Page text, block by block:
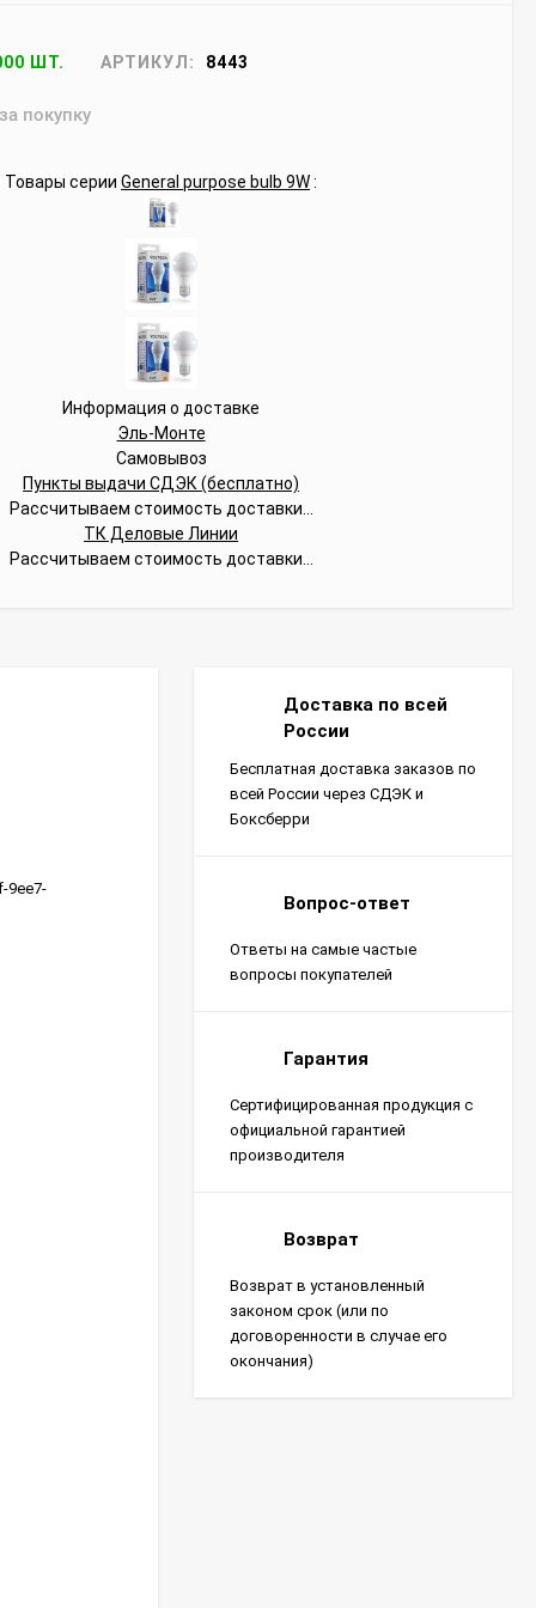
ШТ. АРТИКУЛ: 8443
покупку
Товары серииGeneral purpose bulb 9W:
Информация о доставке
Эль-Монте
Самовывоз
Пункты выдачи СДЭК (бесплатно)
Рассчитываем стоимость доставки...
ТК Деловые Линии
Рассчитываем стоимость доставки...
9ee7-
Доставка по всей
России
Бесплатная доставка заказов по
всей России через СДЭК и
Боксберри
Вопрос-ответ
Ответы на самые частые
вопросы покупателей
Гарантия
Сертифицированная продукция с
официальной гарантией
производителя
Возврат
Возврат в установленный
законом срок (или по
договоренности в случае его
окончания)